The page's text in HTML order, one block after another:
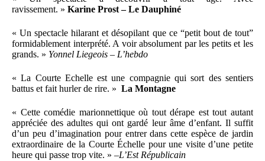
ravissement. » Karine Prost – Le Dauphiné
« Un spectacle hilarant et désopilant que ce “petit bout de tout”
formidablement interprété. A voir absolument par les petits et les
grands. » Yonnel Liegeois – L’hebdo
« La Courte Echelle est une compagnie qui sort des sentiers
battus et fait hurler de rire. » La Montagne
« Cette comédie marionnettique où tout dérape est tout autant
appréciée des adultes qui ont gardé leur âme d’enfant. Il suffit
d’un peu d’imagination pour entrer dans cette espèce de jardin
extraordinaire de la Courte Échelle pour une visite d’une petite
heure qui passe trop vite. » –L’Est Républicain